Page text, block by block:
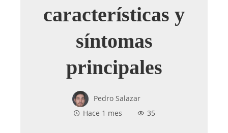
características y
síntomas
principales
Pedro Salazar
Hace 1 mes
35